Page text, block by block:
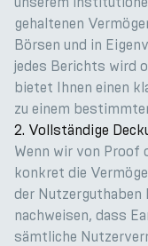
gehaltenen
Börsen und in
jedes Berichts wird
bietet Ihnen einen
zu einem
2. Vollständige
Wenn wir von Proof
konkret die
der Nutzerguthaben
nachweisen, dass
sämtliche